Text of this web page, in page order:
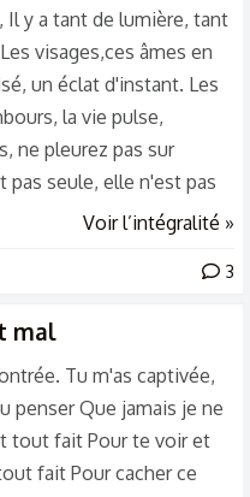
Il y a tant de lumière, tant
visages,ces âmes en
un éclat d'instant. Les
la vie pulse,
ne pleurez pas sur
pas seule, elle n'est pas
du vent, l'odeur de la
la joie se cache
une étoile sans...
Voir l’intégralité »
3
mal
Tu m'as captivée,
penser Que jamais je ne
tout fait Pour te voir et
fait Pour cacher ce